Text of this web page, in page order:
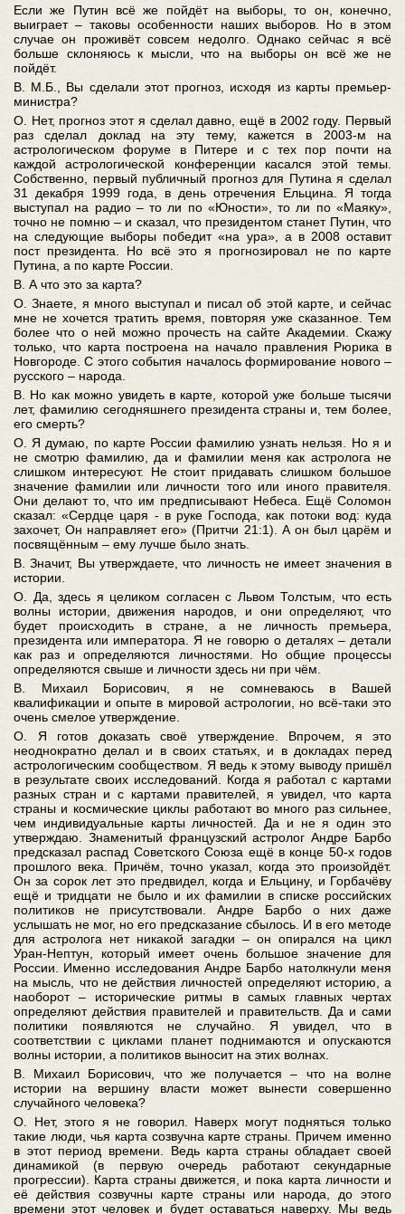
Если же Путин всё же пойдёт на выборы, то он, конечно,
выиграет – таковы особенности наших выборов. Но в этом
случае он проживёт совсем недолго. Однако сейчас я всё
больше склоняюсь к мысли, что на выборы он всё же не
пойдёт.
В. М.Б., Вы сделали этот прогноз, исходя из карты премьер-
министра?
О. Нет, прогноз этот я сделал давно, ещё в 2002 году. Первый
раз сделал доклад на эту тему, кажется в 2003-м на
астрологическом форуме в Питере и с тех пор почти на
каждой астрологической конференции касался этой темы.
Собственно, первый публичный прогноз для Путина я сделал
31 декабря 1999 года, в день отречения Ельцина. Я тогда
выступал на радио – то ли по «Юности», то ли по «Маяку»,
точно не помню – и сказал, что президентом станет Путин, что
на следующие выборы победит «на ура», а в 2008 оставит
пост президента. Но всё это я прогнозировал не по карте
Путина, а по карте России.
В. А что это за карта?
О. Знаете, я много выступал и писал об этой карте, и сейчас
мне не хочется тратить время, повторяя уже сказанное. Тем
более что о ней можно прочесть на сайте Академии. Скажу
только, что карта построена на начало правления Рюрика в
Новгороде. С этого события началось формирование нового –
русского – народа.
В. Но как можно увидеть в карте, которой уже больше тысячи
лет, фамилию сегодняшнего президента страны и, тем более,
его смерть?
О. Я думаю, по карте России фамилию узнать нельзя. Но я и
не смотрю фамилию, да и фамилии меня как астролога не
слишком интересуют. Не стоит придавать слишком большое
значение фамилии или личности того или иного правителя.
Они делают то, что им предписывают Небеса. Ещё Соломон
сказал: «Сердце царя - в руке Господа, как потоки вод: куда
захочет, Он направляет его» (Притчи 21:1). А он был царём и
посвящённым – ему лучше было знать.
В. Значит, Вы утверждаете, что личность не имеет значения в
истории.
О. Да, здесь я целиком согласен с Львом Толстым, что есть
волны истории, движения народов, и они определяют, что
будет происходить в стране, а не личность премьера,
президента или императора. Я не говорю о деталях – детали
как раз и определяются личностями. Но общие процессы
определяются свыше и личности здесь ни при чём.
В. Михаил Борисович, я не сомневаюсь в Вашей
квалификации и опыте в мировой астрологии, но всё-таки это
очень смелое утверждение.
О. Я готов доказать своё утверждение. Впрочем, я это
неоднократно делал и в своих статьях, и в докладах перед
астрологическим сообществом. Я ведь к этому выводу пришёл
в результате своих исследований. Когда я работал с картами
разных стран и с картами правителей, я увидел, что карта
страны и космические циклы работают во много раз сильнее,
чем индивидуальные карты личностей. Да и не я один это
утверждаю. Знаменитый французский астролог Андре Барбо
предсказал распад Советского Союза ещё в конце 50-х годов
прошлого века. Причём, точно указал, когда это произойдёт.
Он за сорок лет это предвидел, когда и Ельцину, и Горбачёву
ещё и тридцати не было и их фамилии в списке российских
политиков не присутствовали. Андре Барбо о них даже
услышать не мог, но его предсказание сбылось. И в его методе
для астролога нет никакой загадки – он опирался на цикл
Уран-Нептун, который имеет очень большое значение для
России. Именно исследования Андре Барбо натолкнули меня
на мысль, что не действия личностей определяют историю, а
наоборот – исторические ритмы в самых главных чертах
определяют действия правителей и правительств. Да и сами
политики появляются не случайно. Я увидел, что в
соответствии с циклами планет поднимаются и опускаются
волны истории, а политиков выносит на этих волнах.
В. Михаил Борисович, что же получается – что на волне
истории на вершину власти может вынести совершенно
случайного человека?
О. Нет, этого я не говорил. Наверх могут подняться только
такие люди, чья карта созвучна карте страны. Причем именно
в этот период времени. Ведь карта страны обладает своей
динамикой (в первую очередь работают секундарные
прогрессии). Карта страны движется, и пока карта личности и
её действия созвучны карте страны или народа, до этого
времени этот человек и будет оставаться наверху. Мы ведь